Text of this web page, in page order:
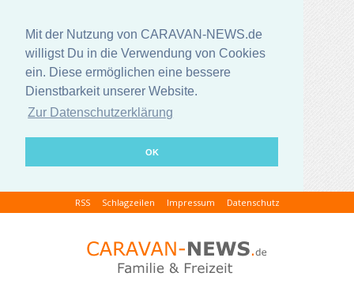
Mit der Nutzung von CARAVAN-NEWS.de
willigst Du in die Verwendung von Cookies
ein. Diese ermöglichen eine bessere
Dienstbarkeit unserer Website.
Zur Datenschutzerklärung
OK
RSS Schlagzeilen Impressum Datenschutz